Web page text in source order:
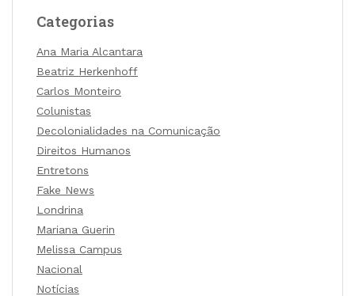
Categorias
Ana Maria Alcantara
Beatriz Herkenhoff
Carlos Monteiro
Colunistas
Decolonialidades na Comunicação
Direitos Humanos
Entretons
Fake News
Londrina
Mariana Guerin
Melissa Campus
Nacional
Notícias